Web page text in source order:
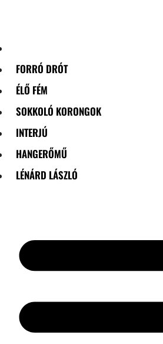
FORRÓ DRÓT
ÉLŐ FÉM
SOKKOLÓ KORONGOK
INTERJÚ
HANGERŐMŰ
LÉNÁRD LÁSZLÓ